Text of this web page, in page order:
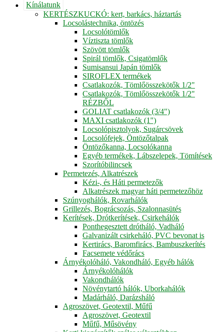
Kínálatunk
KERTÉSZKUCKÓ: kert, barkács, háztartás
Locsolástechnika, öntözés
Locsolótömlők
Víztiszta tömlők
Szövött tömlők
Spirál tömlők, Csigatömlők
Sumisansui Japán tömlők
SIROFLEX termékek
Csatlakozók, Tömlőösszekötők 1/2"
Csatlakozók, Tömlőösszekötők 1/2"
RÉZBŐL
GOLIAT csatlakozók (3/4")
MAXI csatlakozók (1")
Locsolópisztolyok, Sugárcsövek
Locsolófejek, Öntözőtalpak
Öntözőkanna, Locsolókanna
Egyéb termékek, Lábszelepek, Tömítések
Szorítóbilincsek
Permetezés, Alkatrészek
Kézi-, és Háti permetezők
Alkatrészek magyar háti permetezőhöz
Szúnyoghálók, Rovarhálók
Grillezés, Bográcsozás, Szalonnasütés
Kerítések, Drótkerítések, Csirkehálók
Ponthegesztett drótháló, Vadháló
Galvanizált csirkeháló, PVC bevonat is
Kertirács, Baromfirács, Bambuszkerítés
Facsemete védőrács
Árnyékolóháló, Vakondháló, Egyéb hálók
Árnyékolóhálók
Vakondhálók
Növénytartó hálók, Uborkahálók
Madárháló, Darázsháló
Agroszövet, Geotextil, Műfű
Agroszövet, Geotextil
Műfű, Műsövény